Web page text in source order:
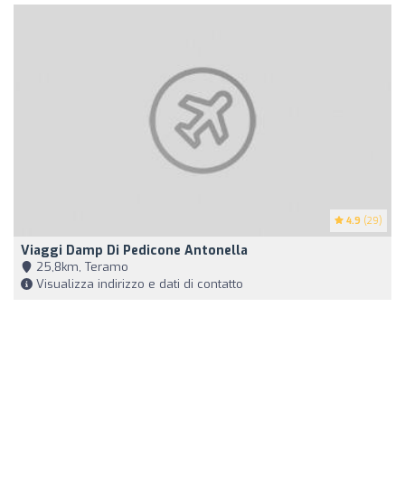
4.9 (29)
Viaggi Damp Di Pedicone Antonella
25,8km, Teramo
Visualizza indirizzo e dati di contatto